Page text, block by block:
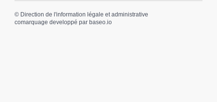
© Direction de l'information légale et administrative
comarquage developpé par baseo.io